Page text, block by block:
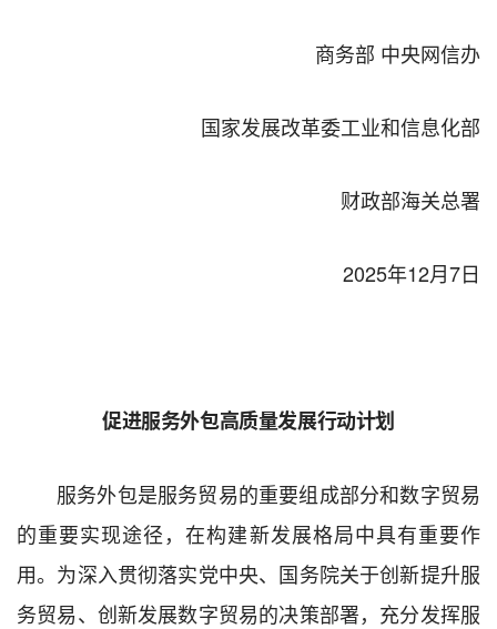
商务部 中央网信办
国家发展改革委工业和信息化部
财政部海关总署
2025年12月7日
促进服务外包高质量发展行动计划
服务外包是服务贸易的重要组成部分和数字贸易
的重要实现途径，在构建新发展格局中具有重要作
用。为深入贯彻落实党中央、国务院关于创新提升服
务贸易、创新发展数字贸易的决策部署，充分发挥服